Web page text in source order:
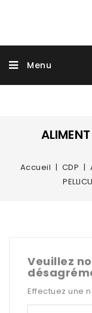
Menu
Accueil CDP
Veuillez
Effectuez une